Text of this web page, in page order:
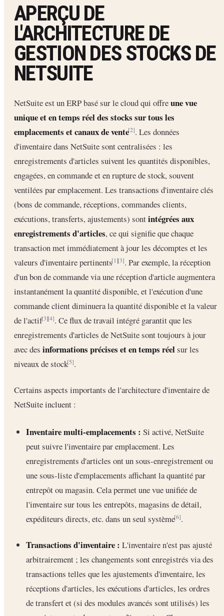
APERÇU DE
L'ARCHITECTURE DE
GESTION DES STOCKS DE
NETSUITE
NetSuite est un ERP basé sur le cloud qui offreune vue
unique et en temps réel des stocks sur tous les
emplacements et canaux de vente[2]. Les données
d'inventaire dans NetSuite sont centralisées : les
enregistrements d'articles suivent les quantités disponibles,
engagées, en commande et en rupture de stock, souvent
ventilées par emplacement. Les transactions d'inventaire clés
(bons de commande, réceptions, commandes clients,
exécutions, transferts, ajustements) sontintégrées aux
enregistrements d'articles, ce qui signifie que chaque
transaction met immédiatement à jour les décomptes et les
valeurs d'inventaire pertinents[1][3]. Par exemple, la réception
d'un bon de commande via une réception d'article augmentera
instantanément la quantité disponible, et l'exécution d'une
commande client diminuera la quantité disponible et la valeur
de l'actif[3][4]. Ce flux de travail intégré garantit que les
enregistrements d'articles de NetSuite sont toujours à jour
avec des informations précises et en temps réelsur les
niveaux de stock[5].
Certains aspects importants de l'architecture d'inventaire de
NetSuite incluent :
Inventaire multi-emplacements : Si activé, NetSuite
peut suivre l'inventaire par emplacement. Les
enregistrements d'articles ont un sous-enregistrement ou
une sous-liste d'emplacements affichant la quantité par
entrepôt ou magasin. Cela permet une vue unifiée de
l'inventaire sur tous les entrepôts, magasins de détail,
expéditeurs directs, etc. dans un seul système[6].
Transactions d'inventaire : L'inventaire n'est pas ajusté
arbitrairement ; les changements sont enregistrés via des
transactions telles que les ajustements d'inventaire, les
réceptions d'articles, les exécutions d'articles, les ordres
de transfert et (si des modules avancés sont utilisés) les